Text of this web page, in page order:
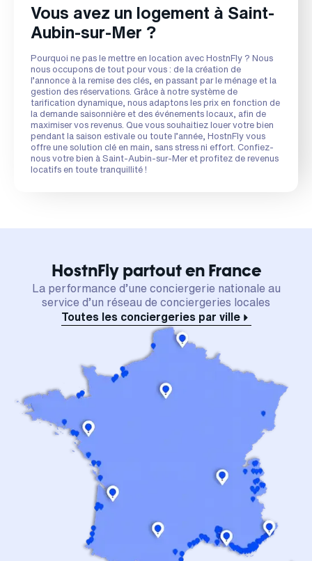
Vous avez un logement à Saint-
Aubin-sur-Mer ?
Pourquoi ne pas le mettre en location avec HostnFly ? Nous
nous occupons de tout pour vous : de la création de
l’annonce à la remise des clés, en passant par le ménage et la
gestion des réservations. Grâce à notre système de
tarification dynamique, nous adaptons les prix en fonction de
la demande saisonnière et des événements locaux, afin de
maximiser vos revenus. Que vous souhaitiez louer votre bien
pendant la saison estivale ou toute l’année, HostnFly vous
offre une solution clé en main, sans stress ni effort. Confiez-
nous votre bien à Saint-Aubin-sur-Mer et profitez de revenus
locatifs en toute tranquillité !
HostnFly partout en France
La performance d’une conciergerie nationale au
service d’un réseau de conciergeries locales
Toutes les conciergeries par ville